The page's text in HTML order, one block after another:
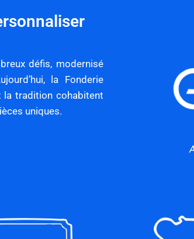
défis, modernisé
la Fonderie
la tradition cohabitent
uniques.